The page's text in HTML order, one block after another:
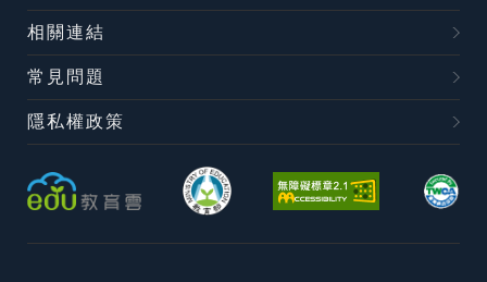
相關連結
常見問題
隱私權政策